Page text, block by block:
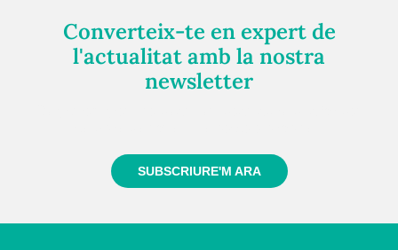
Converteix-te en expert de
l'actualitat amb la nostra
newsletter
SUBSCRIURE'M ARA